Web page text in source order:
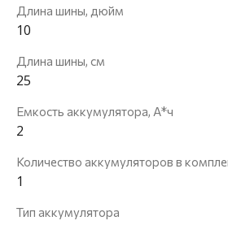
Длина шины, дюйм
10
Длина шины, см
25
Емкость аккумулятора, А*ч
2
Количество аккумуляторов в
1
Тип аккумулятора